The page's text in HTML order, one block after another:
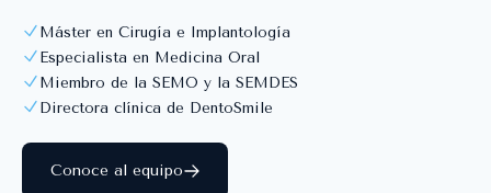
Máster en Cirugía e Implantología
Especialista en Medicina Oral
Miembro de la SEMO y la SEMDES
Directora clínica de DentoSmile
Conoce al equipo